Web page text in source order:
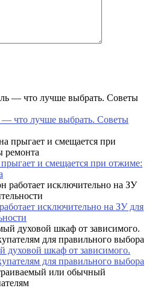
— что лучше выбрать. Советы
и смещается при отжиме:
исключительно на ЗУ для
духовой шкаф от зависимого.
для правильного выбора